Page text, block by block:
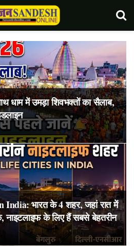
धाम में उमड़ा शिवभक्तों का सैलाब,
भारत के 4 शहर, जहां रात में
नाइटलाइफ के लिए हैं सबसे बेहतरीन